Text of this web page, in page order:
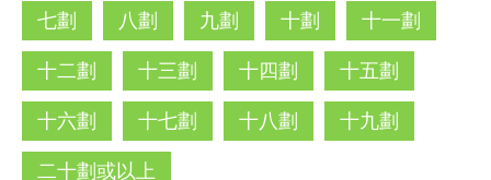
七劃 八劃 九劃 十劃 十一劃
十二劃 十三劃 十四劃 十五劃
十六劃 十七劃 十八劃 十九劃
二十劃或以上